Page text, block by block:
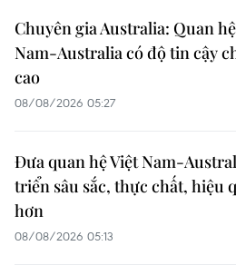
Chuyên gia Australia: Quan
Nam-Australia có độ tin cậy
cao
08/08/2026 05:27
Đưa quan hệ Việt Nam-
triển sâu sắc, thực chất, hiệu
hơn
08/08/2026 05:13